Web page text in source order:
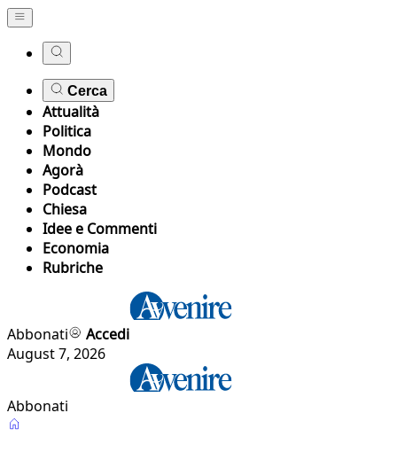
Cerca
Attualità
Politica
Mondo
Agorà
Podcast
Chiesa
Idee e Commenti
Economia
Rubriche
Abbonati
Accedi
August 7, 2026
Abbonati